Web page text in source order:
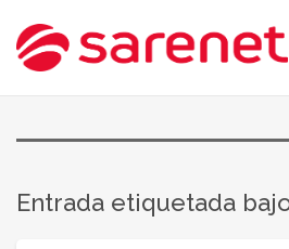
Entrada etiquetada